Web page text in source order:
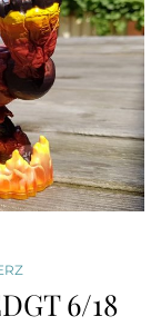
6/18